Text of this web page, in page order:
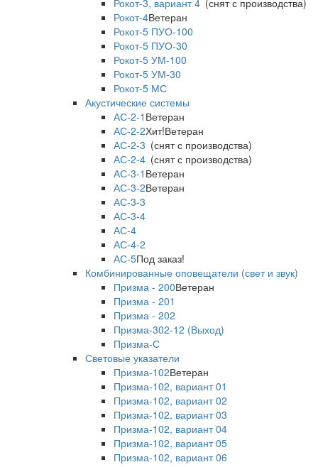
Рокот-3, вариант 4 (снят с производства)
Рокот-4Ветеран
Рокот-5 ПУО-100
Рокот-5 ПУО-30
Рокот-5 УМ-100
Рокот-5 УМ-30
Рокот-5 МС
Акустические системы
АС-2-1 Ветеран
АС-2-2Хит!Ветеран
АС-2-3 (снят с производства)
АС-2-4 (снят с производства)
АС-3-1 Ветеран
АС-3-2Ветеран
АС-3-3
АС-3-4
АС-4
АС-4-2
АС-5Под заказ!
Комбинированные оповещатели (свет и звук)
Призма - 200Ветеран
Призма - 201
Призма - 202
Призма-302-12 (Выход)
Призма-С
Световые указатели
Призма-102Ветеран
Призма-102, вариант 01
Призма-102, вариант 02
Призма-102, вариант 03
Призма-102, вариант 04
Призма-102, вариант 05
Призма-102, вариант 06